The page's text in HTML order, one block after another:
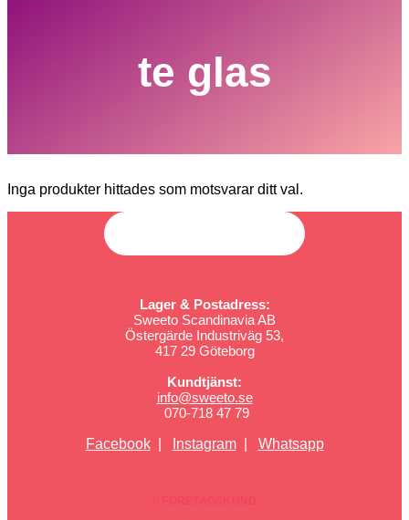
te glas
Inga produkter hittades som motsvarar ditt val.
Lager & Postadress:
Sweeto Scandinavia AB
Östergärde Industriväg 53,
417 29 Göteborg
Kundtjänst:
info@sweeto.se
070-718 47 79
Facebook| Instagram| Whatsapp